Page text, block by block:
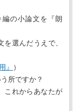
の小論文を『朗
選んだうえで、
』
）
所ですか？
れからあなたが